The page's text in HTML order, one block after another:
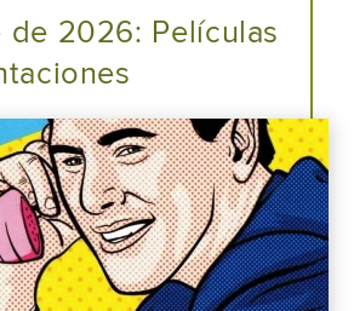
de 2026: Películas